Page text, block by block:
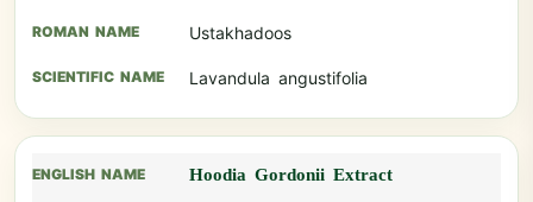
Ustakhadoos
Lavandula angustifolia
Hoodia Gordonii Extract